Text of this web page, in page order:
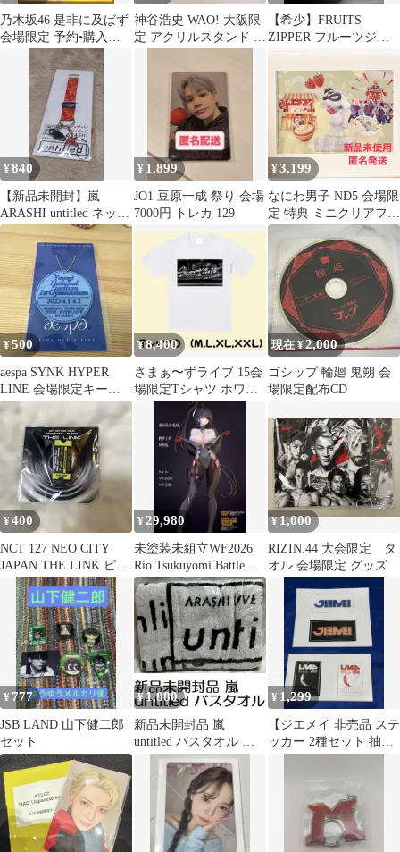
乃木坂46 是非に及ばず
会場限定 予約•購入特
典 ポスター 瀬戸口心月
神谷浩史 WAO! 大阪限
定 アクリルスタンド 開
【希少】FRUITS
ZIPPER フルーツジッ
パー櫻井優衣 フィルム
写真
¥840
【新品未開封】嵐
ARASHI untitled ネック
ストラップ 赤 櫻井翔
¥ 1,899
JO1 豆原一成 祭り 会場
7000円 トレカ 129
¥3,199
なにわ男子 ND5 会場限
定 特典 ミニクリアファ
イル 福岡
¥500
aespa SYNK HYPER
LINE 会場限定キーホ
ルダー TOKYO
¥8,400
さまぁ〜ずライブ 15会
場限定Tシャツ ホワイ
現在 ¥2,000
ゴシップ 輪廻 鬼朔 会
場限定配布CD
¥400
NCT 127 NEO CITY
JAPAN THE LINK ピン
バッジ
¥ 29,980
未塗装未組立WF2026
Rio Tsukuyomi Battle
Ready
¥1,000
RIZIN.44 大会限定 タ
オル 会場限定 グッズ
¥ 777
JSB LAND 山下健二郎
セット
¥1,880
新品未開封品 嵐
untitled バスタオル タ
オル ARASHI
¥ 1,299
【ジエメイ 非売品 ステ
ッカー 2種セット 抽選